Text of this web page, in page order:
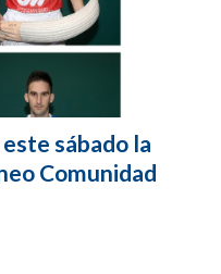
sábado la
Comunidad